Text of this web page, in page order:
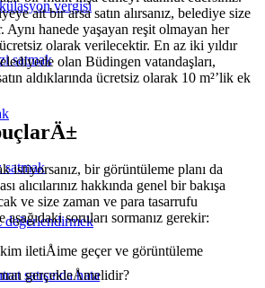
vergisi
satmak
satmak
değerlendirmek
satışında hata
ait bir arsa satın alırsanız, belediye size
Aynı hanede yaşayan reşit olmayan her
olarak verilecektir. En az iki yıldır
olan Büdingen vatandaşları,
aldıklarında ücretsiz olarak 10 m²’lik ek
istiyorsanız, bir görüntüleme planı da
alıcılarınız hakkında genel bir bakışa
ve size zaman ve para tasarrufu
soruları sormanız gerekir:
iletiÅime geçer ve görüntüleme
gerçekleÅmelidir?